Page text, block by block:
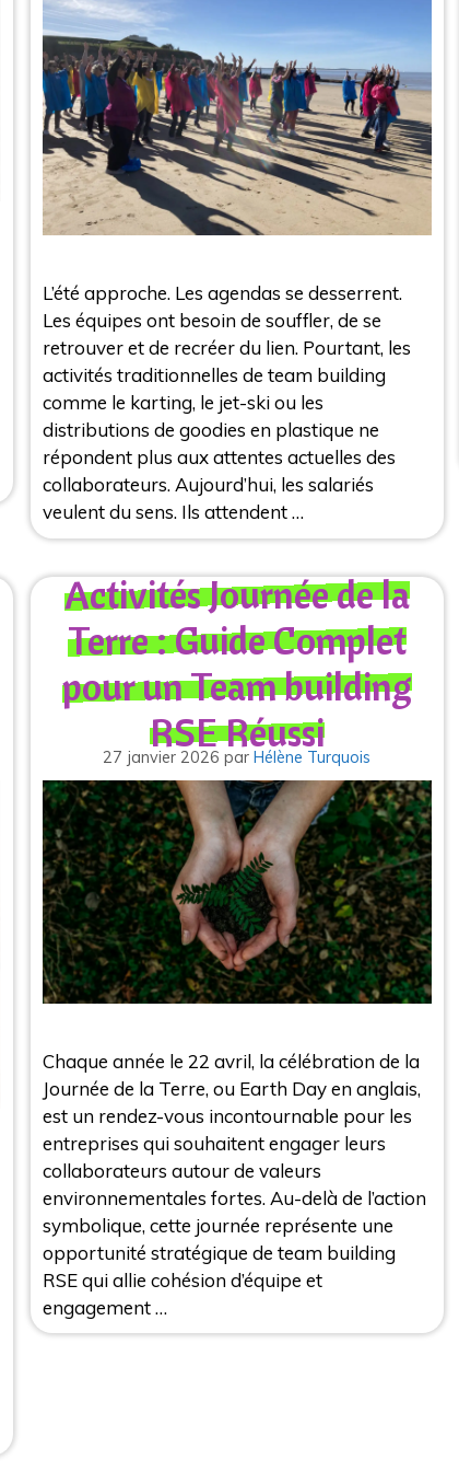
L’été approche. Les agendas se desserrent.
Les équipes ont besoin de souffler, de se
retrouver et de recréer du lien. Pourtant, les
activités traditionnelles de team building
comme le karting, le jet-ski ou les
distributions de goodies en plastique ne
répondent plus aux attentes actuelles des
collaborateurs. Aujourd’hui, les salariés
veulent du sens. Ils attendent …
Activités Journée de la
Terre : Guide Complet
pour un Team building
RSE Réussi
27 janvier 2026 parHélène Turquois
Chaque année le 22 avril, la célébration de la
Journée de la Terre, ou Earth Day en anglais,
est un rendez-vous incontournable pour les
entreprises qui souhaitent engager leurs
collaborateurs autour de valeurs
environnementales fortes. Au-delà de l’action
symbolique, cette journée représente une
opportunité stratégique de team building
RSE qui allie cohésion d’équipe et
engagement …